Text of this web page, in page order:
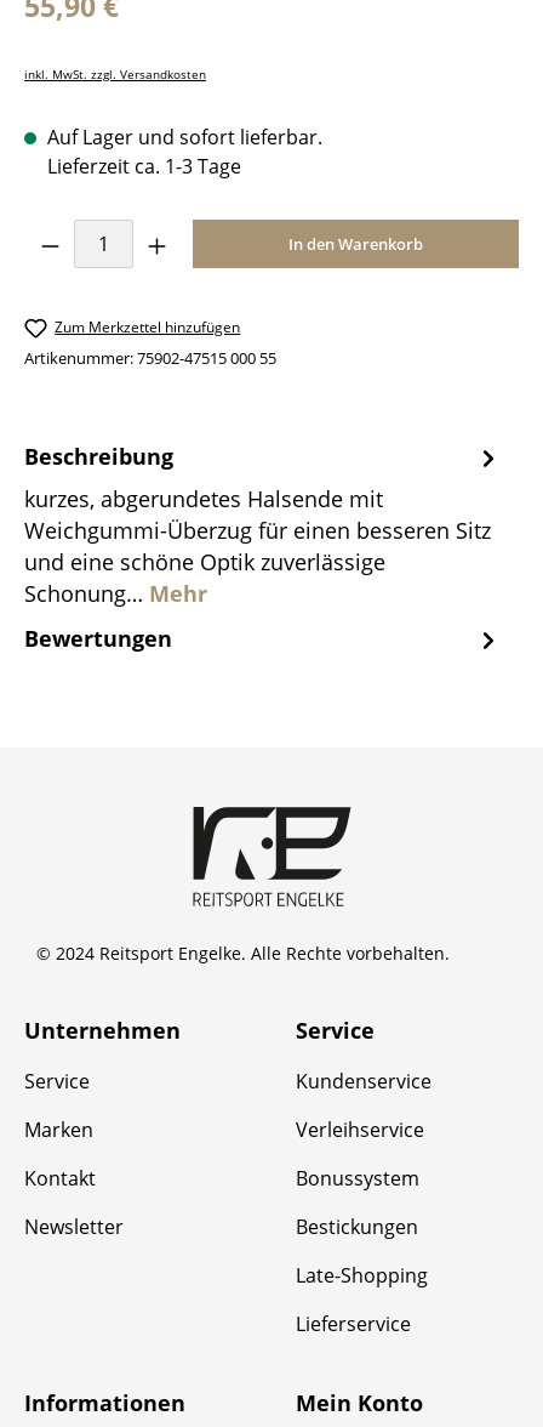
inkl. MwSt. zzgl. Versandkosten
Auf Lager und sofort lieferbar.
Lieferzeit ca. 1-3 Tage
Produkt Anzahl: Gib den gewünschten
In den Warenkorb
Zum Merkzettel hinzufügen
Artikenummer:75902-47515 000 55
Beschreibung
kurzes, abgerundetes Halsende mit
Weichgummi-Überzug für einen besseren Sitz
und eine schöne Optik zuverlässige
Schonung… Mehr
Bewertungen
© 2024 Reitsport Engelke. Alle Rechte vorbehalten.
Unternehmen
Service
Marken
Kontakt
Newsletter
Service
Kundenservice
Verleihservice
Bonussystem
Bestickungen
Late-Shopping
Lieferservice
Informationen Mein Konto